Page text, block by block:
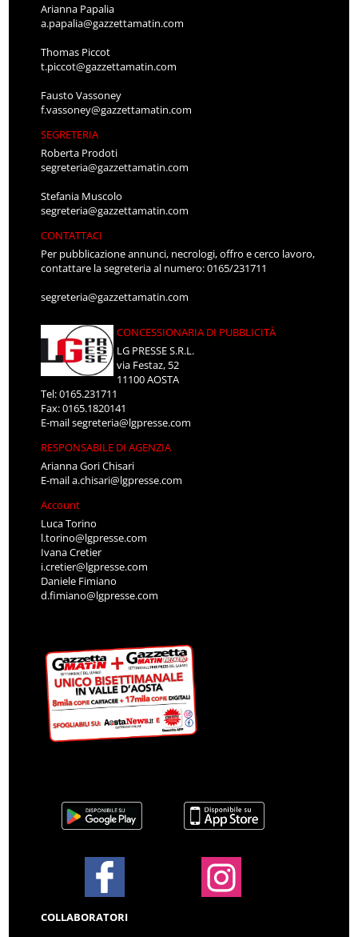
Arianna Papalia
a.papalia@gazzettamatin.com
Thomas Piccot
t.piccot@gazzettamatin.com
Fausto Vassoney
f.vassoney@gazzettamatin.com
SEGRETERIA
Roberta Prodoti
segreteria@gazzettamatin.com
Stefania Muscolo
segreteria@gazzettamatin.com
CONTATTACI
Per pubblicazione annunci, necrologi, offro e cerco lavoro,
contattare la segreteria al numero: 0165/231711
segreteria@gazzettamatin.com
CONCESSIONARIA DI PUBBLICITÀ
LG PRESSE S.R.L.
via Festaz, 52
11100 AOSTA
Tel: 0165.231711
Fax: 0165.1820141
E-mailsegreteria@lgpresse.com
RESPONSABILE DI AGENZIA
Arianna Gori Chisari
E-maila.chisari@lgpresse.com
Account
Luca Torino
l.torino@lgpresse.com
Ivana Cretier
i.cretier@lgpresse.com
Daniele Fimiano
d.fimiano@lgpresse.com
COLLABORATORI